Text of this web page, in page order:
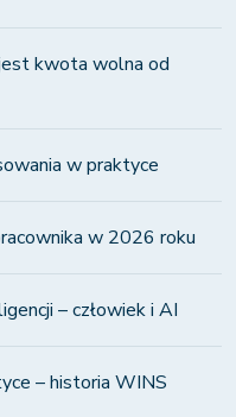
kwota wolna od
w praktyce
w 2026 roku
– człowiek i AI
– historia WINS